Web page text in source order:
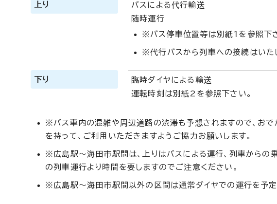
上り
バスによる代行輸送
随時運行
※バス停車位置等は別紙1を参照下
※代行バスから列車への接続はいた
下り
臨時ダイヤによる輸送
運転時刻は別紙2を参照下さい。
※バス車内の混雑や周辺道路の渋滞も予想されますので、お
を持って、ご利用いただきますようご協力お願いします。
※広島駅～海田市駅間は、上りはバスによる運行、列車からの
の列車運行より時間を要しますのでご注意ください。
※広島駅～海田市駅間以外の区間は通常ダイヤでの運行を予定